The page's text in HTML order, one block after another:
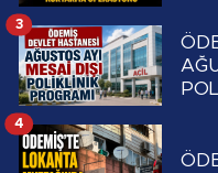
3
4